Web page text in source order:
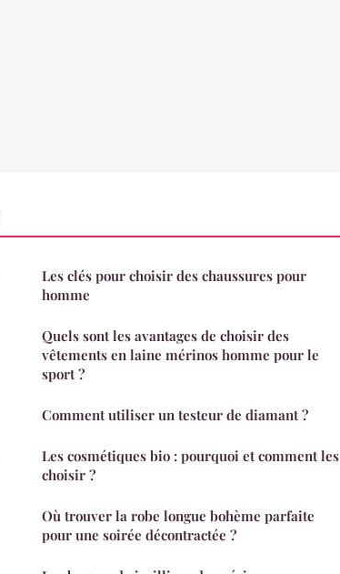
Les clés pour choisir des chaussures pour
homme
Quels sont les avantages de choisir des
vêtements en laine mérinos homme pour le
sport ?
Comment utiliser un testeur de diamant ?
Les cosmétiques bio : pourquoi et comment les
choisir ?
Où trouver la robe longue bohème parfaite
pour une soirée décontractée ?